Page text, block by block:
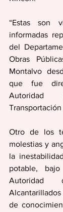
“Estas son
informadas
del
Obras
Montalvo
que fue
Transportación
Otro de los
molestias y
la
potable,
Autoridad
de